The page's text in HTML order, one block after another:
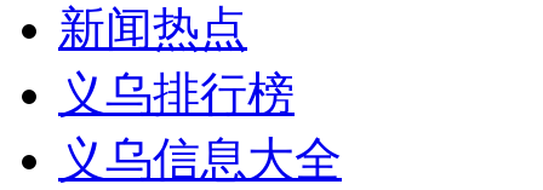
新闻热点
义乌排行榜
义乌信息大全